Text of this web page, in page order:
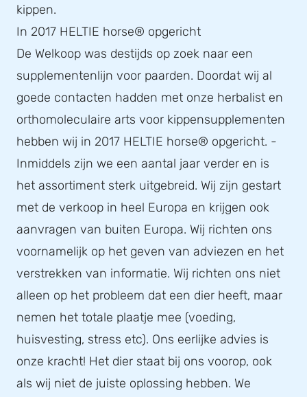
kippen.
In 2017 HELTIE horse® opgericht
De Welkoop was destijds op zoek naar een
supplementenlijn voor paarden. Doordat wij al
goede contacten hadden met onze herbalist en
orthomoleculaire arts voor kippensupplementen
hebben wij in 2017 HELTIE horse® opgericht. -
Inmiddels zijn we een aantal jaar verder en is
het assortiment sterk uitgebreid. Wij zijn gestart
met de verkoop in heel Europa en krijgen ook
aanvragen van buiten Europa. Wij richten ons
voornamelijk op het geven van adviezen en het
verstrekken van informatie. Wij richten ons niet
alleen op het probleem dat een dier heeft, maar
nemen het totale plaatje mee (voeding,
huisvesting, stress etc). Ons eerlijke advies is
onze kracht! Het dier staat bij ons voorop, ook
als wij niet de juiste oplossing hebben. We